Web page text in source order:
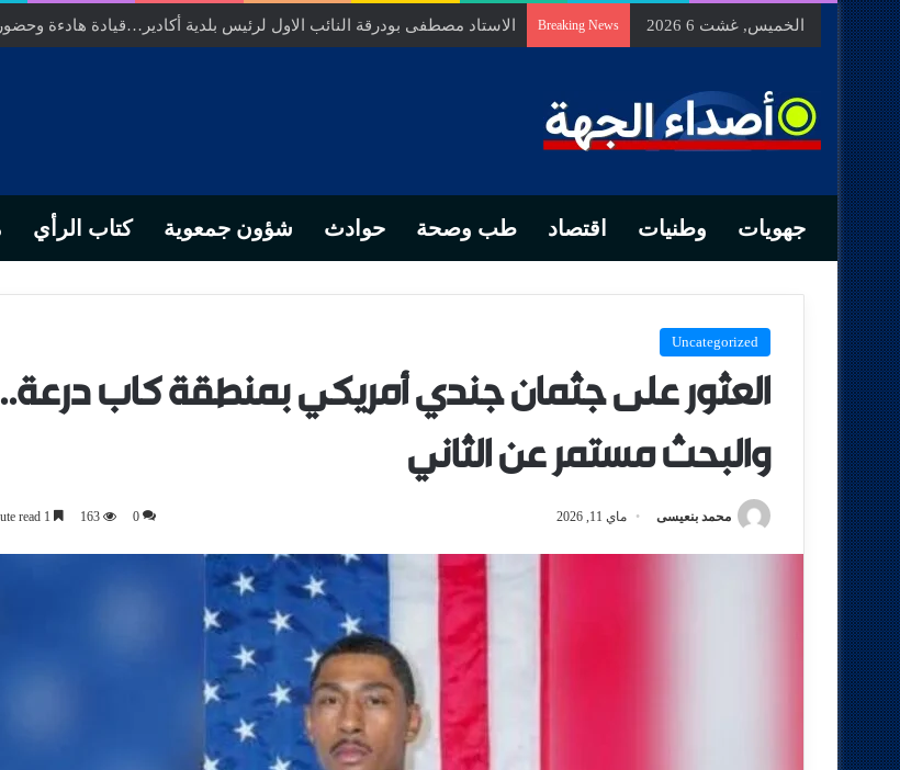
الخميس, غشت 6 2026 Breaking News الاستاد مصطفى بودرقة النائب الاول لرئيس بلدية أكادير…قيادة هادءة
جهويات وطنيات اقتصاد طب وصحة حوادث شؤون جمعوية كتاب الرأي
Uncategorized
العثور على جثمان جندي أمريكي بمنطقة كاب درعة..
والبحث مستمر عن الثاني
محمد بنعيسى ماي 11, 2026 0
163